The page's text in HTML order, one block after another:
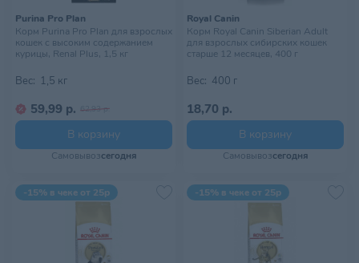
Purina Pro Plan
Корм Purina Pro Plan для взрослых
кошек с высоким содержанием
курицы, Renal Plus, 1,5 кг
Вес: 1,5 кг
59,99 р. 62,93 р.
В корзину
Самовывозсегодня
Royal Canin
Корм Royal Canin Siberian Adult
для взрослых сибирских кошек
старше 12 месяцев, 400 г
Вес: 400 г
18,70 р.
В корзину
Самовывозсегодня
-15% в чеке от 25р -15% в чеке от 25р